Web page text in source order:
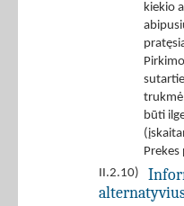
kiekio
būti
II.2.10)